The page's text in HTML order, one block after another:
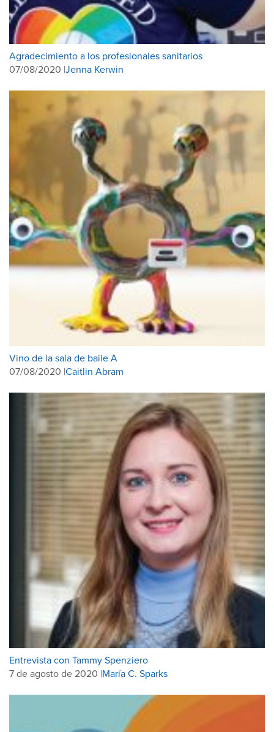
Agradecimiento a los profesionales sanitarios
07/08/2020 |Jenna Kerwin
Vino de la sala de baile A
07/08/2020 |Caitlin Abram
Entrevista con Tammy Spenziero
7 de agosto de 2020 |María C. Sparks